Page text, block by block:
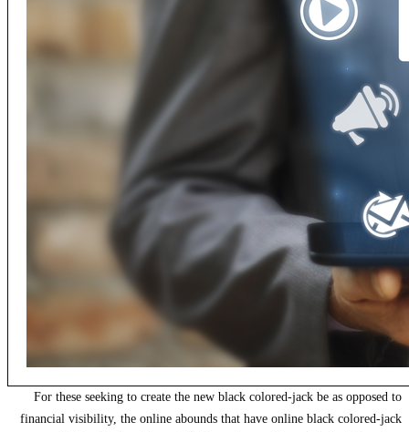
For these seeking to create the new black colored-jack be as opposed to
financial visibility, the online abounds that have online black colored-jack